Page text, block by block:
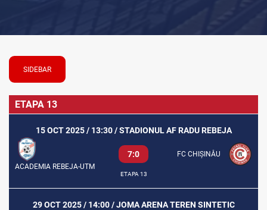
SIDEBAR
ETAPA 13
15 OCT 2025 / 13:30 / STADIONUL AF RADU REBEJA
ACADEMIA REBEJA-UTM
7:0 FC CHIȘINĂU
ETAPA 13
29 OCT 2025 / 14:00 / JOMA ARENA TEREN SINTETIC